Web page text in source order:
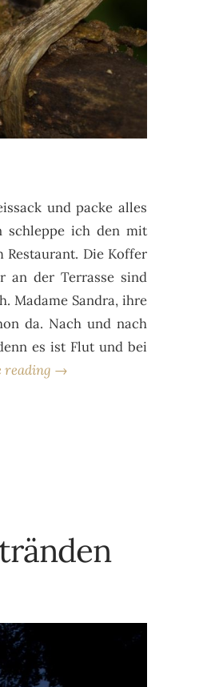
und packe alles
schleppe ich den mit
Restaurant. Die Koffer
an der Terrasse sind
Madame Sandra, ihre
da. Nach und nach
es ist Flut und bei
reading →